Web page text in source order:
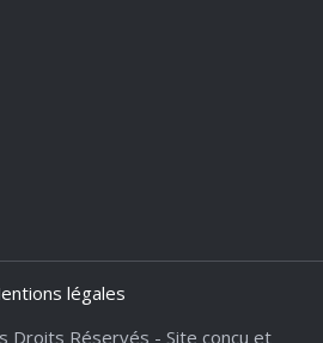
légales
Droits Réservés - Site conçu et